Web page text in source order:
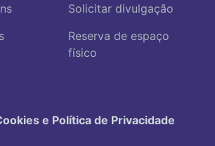
Solicitar divulgação
Reserva de espaço
físico
e Política de Privacidade